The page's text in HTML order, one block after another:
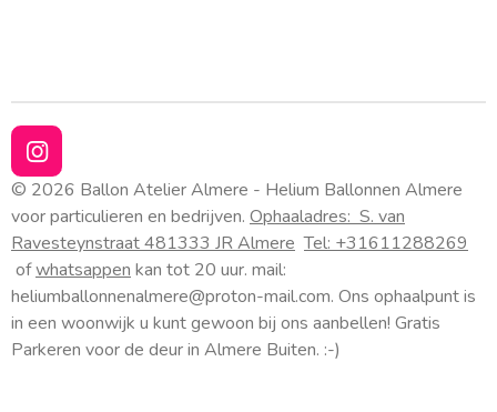
I
n
s
t
a
g
r
a
m
© 2026 Ballon Atelier Almere - Helium Ballonnen Almere
voor particulieren en bedrijven. Ophaaladres: S. van
Ravesteynstraat 481333 JR Almere Tel: +31611288269
ofwhatsappen kan tot 20 uur. mail:
heliumballonnenalmere@proton-mail.com. Ons ophaalpunt is
in een woonwijk u kunt gewoon bij ons aanbellen! Gratis
Parkeren voor de deur in Almere Buiten. :-)